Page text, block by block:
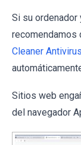
Si su ordenador
recomendamos
Cleaner
Sitios web
del navegador